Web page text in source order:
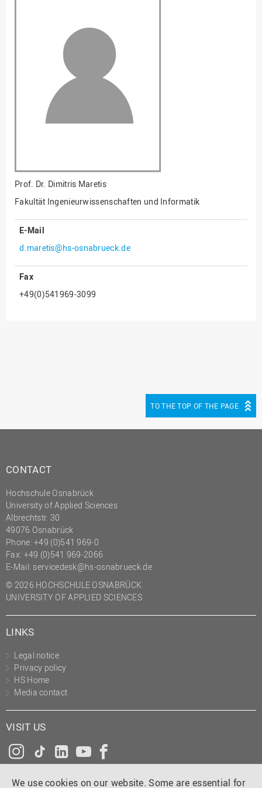
We use cookies on our website. Some are essential for
und Informatik
Fakultät Management,
Kultur und Technik
Fakultät Wirtschafts- und
Sozialwissenschaften
Finanzen
Gesellschaftliches
Hochschulleitung
Hochschulplanung/-
Innenrevision
Institut für Musik
Personalentwicklung
Präsidialbüro
Projekte des Präsidiums
Projektmanagement Office
(PMO)
Prozessmanagement
Science to Business GmbH
Studierendensekretariat
Studium und Lehre
Transfer- und
Innovationsmanagement
Prof. Dr. Dimitris Maretis
Fakultät Ingenieurwissenschaften und Informatik
E-Mail
d.maretis@hs-osnabrueck.de
Fax
+49(0)541969-3099
TO THE TOP OF THE PAGE
CONTACT
Hochschule Osnabrück
University of Applied Sciences
Albrechtstr. 30
49076 Osnabrück
Phone: +49 (0)541 969-0
Fax: +49 (0)541 969-2066
E-Mail: servicedesk@hs-osnabrueck.de
© 2026 HOCHSCHULE OSNABRÜCK
UNIVERSITY OF APPLIED SCIENCES
LINKS
Legal notice
Privacy policy
HS Home
Media contact
VISIT US
Instagram
Tiktok
LinkedInYouTube